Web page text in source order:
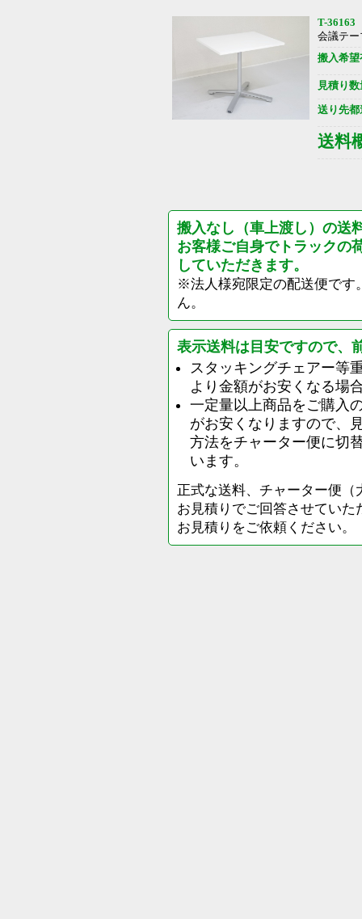
T-36163
会議テ
搬入希望
見積り数
送り先都
送料
搬入なし（車上渡し）の送
お客様ご自身でトラックの
していただきます。
※法人様宛限定の配送便です
ん。
表示送料は目安ですので、
スタッキングチェアー等
より金額がお安くなる場
一定量以上商品をご購入
がお安くなりますので、
方法をチャーター便に切
います。
正式な送料、チャーター便
お見積りでご回答させてい
お見積りをご依頼ください。